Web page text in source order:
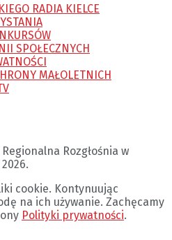
RADIA KIELCE
SPOŁECZNYCH
MAŁOLETNICH
Rozgłośnia w
cookie. Kontynuując
na ich używanie. Zachęcamy
Polityki prywatności.